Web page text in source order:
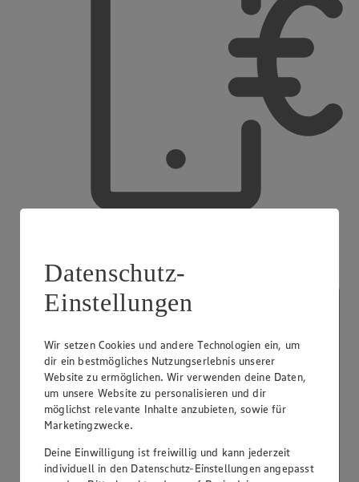
Datenschutz-
Einstellungen
Wir setzen Cookies und andere Technologien ein, um
dir ein bestmögliches Nutzungserlebnis unserer
Website zu ermöglichen. Wir verwenden deine Daten,
um unsere Website zu personalisieren und dir
möglichst relevante Inhalte anzubieten, sowie für
Marketingzwecke.
Deine Einwilligung ist freiwillig und kann jederzeit
individuell in den Datenschutz-Einstellungen angepasst